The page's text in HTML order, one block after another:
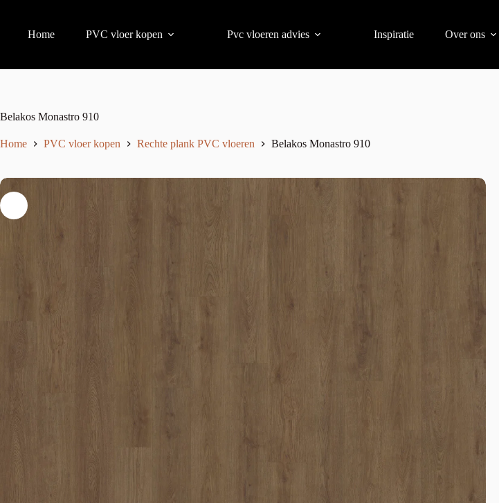
Home PVC vloer kopen Pvc vloeren advies Inspiratie Over ons
Belakos Monastro 910
Home PVC vloer kopen Rechte plank PVC vloeren Belakos Monastro 910